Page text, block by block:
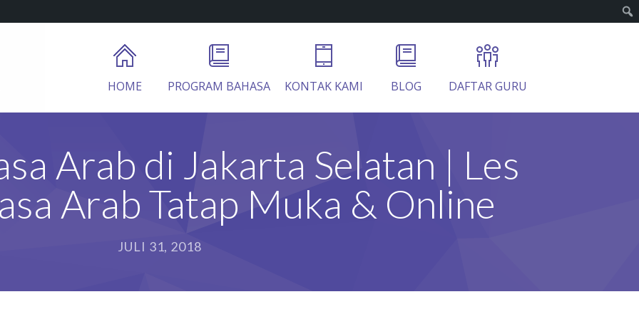
HOME PROGRAM BAHASA KONTAK KAMI BLOG DAFTAR GURU
Arab di Jakarta Selatan | Les
Arab Tatap Muka & Online
JULI 31, 2018